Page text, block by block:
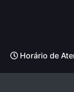
Horário de